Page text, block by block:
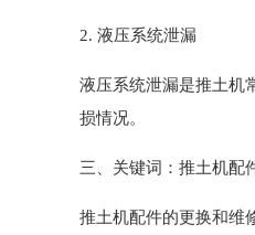
2. 液压系统泄漏
液压系统泄漏是推土机
损情况。
三、关键词：推土机配
推土机配件的更换和维